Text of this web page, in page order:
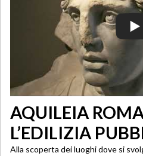
AQUILEIA
L’EDILIZIA
Alla scoperta dei luoghi dove si